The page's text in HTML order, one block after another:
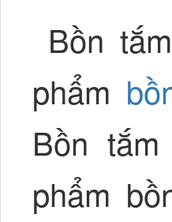
Bồn
phẩm
Bồn
phẩm